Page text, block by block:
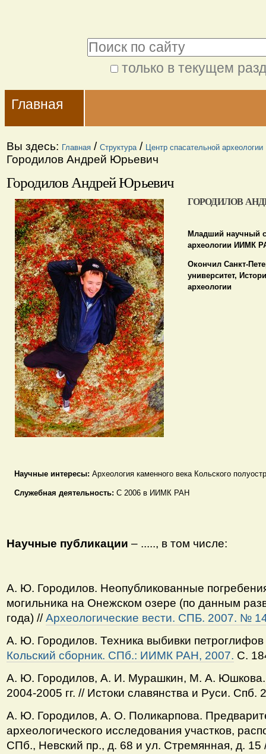
содержимому.
Перейти
навигации
только в текущем
поиск
Navigation
Главная
Вы здесь: Главная / Структура / Центр спасательной археологии
Городилов Андрей Юрьевич
Городилов Андрей Юрьевич
ГОРОДИЛОВ
Младший научный
археологии ИИМК
Окончил Санкт-
университет,
археологии
Научные интересы: Археология каменного века Кольского
Служебная деятельность: С 2006 в ИИМК РАН
Научные публикации – ....., в том числе:
А. Ю. Городилов. Неопубликованные
могильника на Онежском озере (по данным
года) //Археологические вести. СПБ. 2007. №
А. Ю. Городилов. Техника выбивки
Кольский сборник. СПб.: ИИМК РАН, 2007. С.
А. Ю. Городилов, А. И. Мурашкин, М. А. Юшкова.
2004-2005 гг. // Истоки славянства и Руси. Спб.
А. Ю. Городилов, А. О. Поликарпова.
археологического исследования участков,
СПб., Невский пр., д. 68 и ул. Стремянная, д. 15